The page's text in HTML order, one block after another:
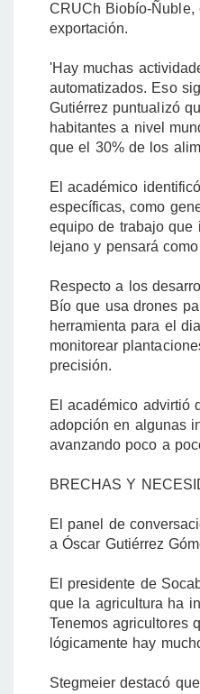
CRUCh Biobío-Ñuble,
exportación.
'Hay muchas
automatizados. Eso
Gutiérrez puntualizó
habitantes a nivel
que el 30% de los
El académico
específicas, como
equipo de trabajo
lejano y pensará
Respecto a los
Bío que usa drones
herramienta para el
monitorear
precisión.
El académico advirtió
adopción en algunas
avanzando poco a
BRECHAS Y
El panel de
a Óscar Gutiérrez
El presidente de
que la agricultura ha
Tenemos agricultores
lógicamente hay
Stegmeier destacó